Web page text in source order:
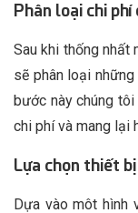
Phân loại chi
Sau khi thống nhất
sẽ phân loại
bước này chúng
chi phí và mang lại
Lựa chọn thiết
Dựa vào môt hình